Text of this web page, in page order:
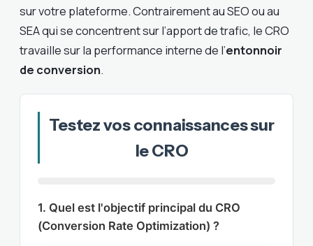
sur votre plateforme. Contrairement au SEO ou au
SEA qui se concentrent sur l’apport de trafic, le CRO
travaille sur la performance interne de l’entonnoir
de conversion.
Testez vos connaissances sur
le CRO
1. Quel est l'objectif principal du CRO
(Conversion Rate Optimization) ?